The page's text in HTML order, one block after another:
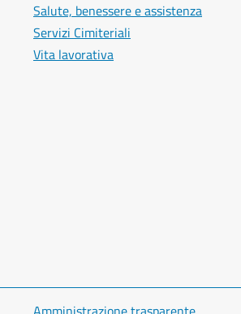
Salute, benessere e assistenza
Servizi Cimiteriali
Vita lavorativa